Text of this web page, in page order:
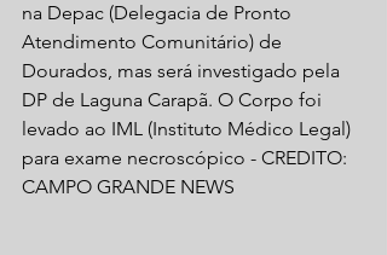
na Depac (Delegacia de Pronto
Atendimento Comunitário) de
Dourados, mas será investigado pela
DP de Laguna Carapã. O Corpo foi
levado ao IML (Instituto Médico Legal)
para exame necroscópico - CREDITO:
CAMPO GRANDE NEWS